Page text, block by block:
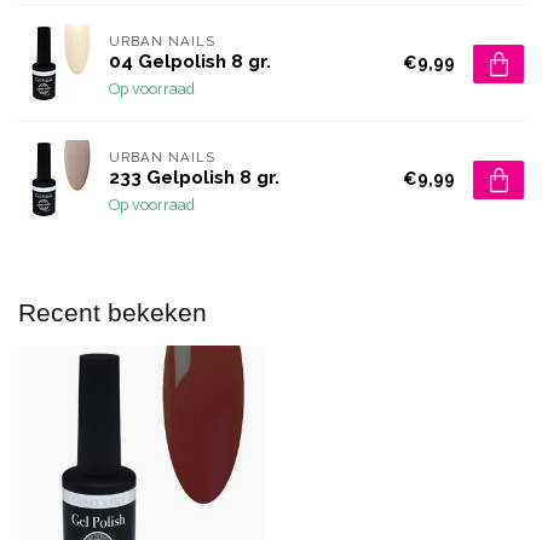
URBAN NAILS
04 Gelpolish 8 gr.
Op voorraad
€9,99
URBAN NAILS
233 Gelpolish 8 gr.
Op voorraad
€9,99
Recent bekeken